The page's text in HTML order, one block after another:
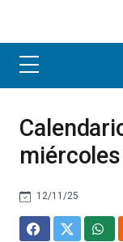
miércoles
12/11/25